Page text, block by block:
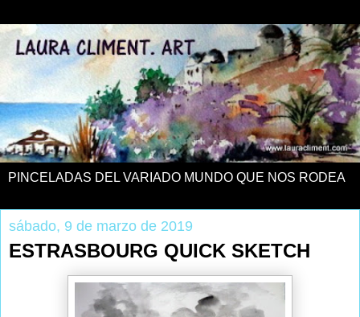
PINCELADAS DEL VARIADO MUNDO QUE NOS RODEA
sábado, 9 de marzo de 2019
ESTRASBOURG QUICK SKETCH